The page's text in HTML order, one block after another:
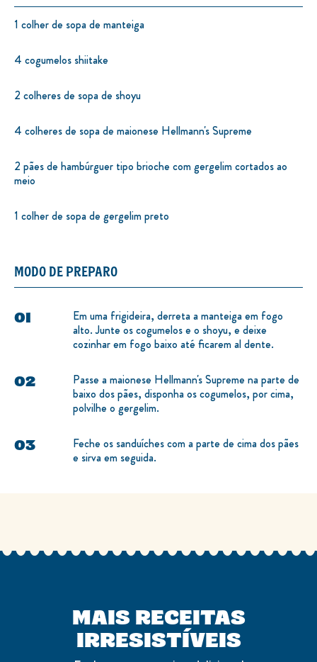
1 colher de sopa de manteiga
4 cogumelos shiitake
2 colheres de sopa de shoyu
4 colheres de sopa de maionese Hellmann's Supreme
2 pães de hambúrguer tipo brioche com gergelim cortados ao
meio
1 colher de sopa de gergelim preto
MODO DE PREPARO
Em uma frigideira, derreta a manteiga em fogo
alto. Junte os cogumelos e o shoyu, e deixe
cozinhar em fogo baixo até ficarem al dente.
Passe a maionese Hellmann's Supreme na parte de
baixo dos pães, disponha os cogumelos, por cima,
polvilhe o gergelim.
Feche os sanduíches com a parte de cima dos pães
e sirva em seguida.
MAIS RECEITAS
IRRESISTÍVEIS